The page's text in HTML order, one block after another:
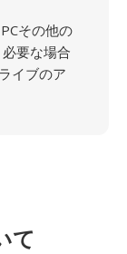
その他の
要な場合
イブのア
て